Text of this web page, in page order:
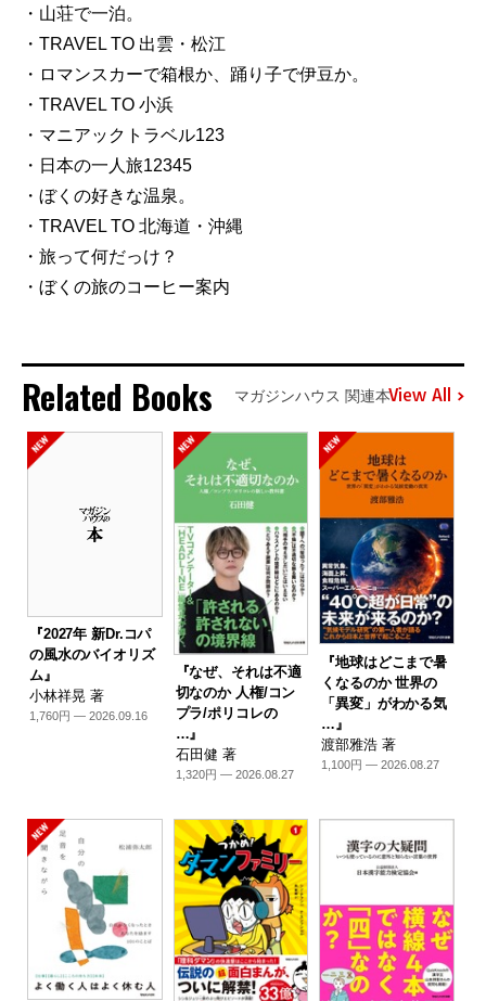
・山荘で一泊。
・TRAVEL TO 出雲・松江
・ロマンスカーで箱根か、踊り子で伊豆か。
・TRAVEL TO 小浜
・マニアックトラベル123
・日本の一人旅12345
・ぼくの好きな温泉。
・TRAVEL TO 北海道・沖縄
・旅って何だっけ？
・ぼくの旅のコーヒー案内
Related Books マガジンハウス 関連本View All
『2027年 新Dr.コパ
の風水のバイオリズ
ム』
小林祥晃 著
1,760円 — 2026.09.16
『なぜ、それは不適
切なのか 人権/コン
プラ/ポリコレの
…』
石田健 著
1,320円 — 2026.08.27
『地球はどこまで暑
くなるのか 世界の
「異変」がわかる気
…』
渡部雅浩 著
1,100円 — 2026.08.27